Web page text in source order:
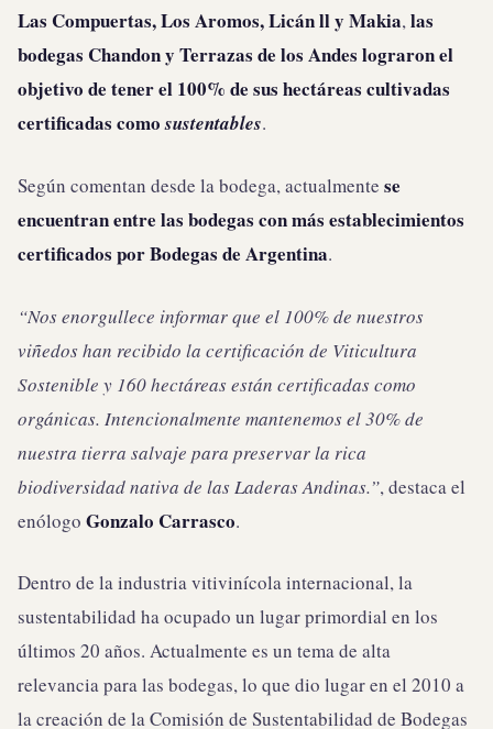
Las Compuertas, Los Aromos, Licán ll y Makia, las
bodegas Chandon y Terrazas de los Andes lograron el
objetivo de tener el 100% de sus hectáreas cultivadas
certificadas comosustentables.
Según comentan desde la bodega, actualmente se
encuentran entre las bodegas con más establecimientos
certificados por Bodegas de Argentina.
“Nos enorgullece informar que el 100% de nuestros
viñedos han recibido la certificación de Viticultura
Sostenible y 160 hectáreas están certificadas como
orgánicas. Intencionalmente mantenemos el 30% de
nuestra tierra salvaje para preservar la rica
biodiversidad nativa de las Laderas Andinas.”, destaca el
enólogo Gonzalo Carrasco.
Dentro de la industria vitivinícola internacional, la
sustentabilidad ha ocupado un lugar primordial en los
últimos 20 años. Actualmente es un tema de alta
relevancia para las bodegas, lo que dio lugar en el 2010 a
la creación de la Comisión de Sustentabilidad de Bodegas